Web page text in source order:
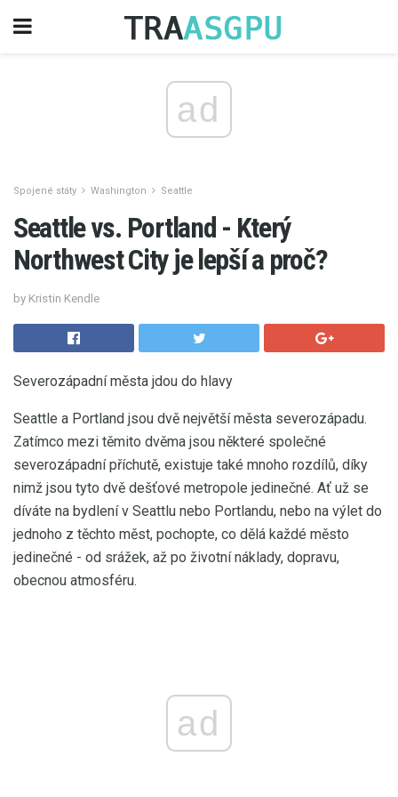
ad
Spojené státy Washington Seattle
Seattle vs. Portland - Který
Northwest City je lepší a proč?
by Kristin Kendle
Severozápadní města jdou do hlavy
Seattle a Portland jsou dvě největší města severozápadu.
Zatímco mezi těmito dvěma jsou některé společné
severozápadní příchutě, existuje také mnoho rozdílů, díky
nimž jsou tyto dvě dešťové metropole jedinečné. Ať už se
díváte na bydlení v Seattlu nebo Portlandu, nebo na výlet do
jednoho z těchto měst, pochopte, co dělá každé město
jedinečné - od srážek, až po životní náklady, dopravu,
obecnou atmosféru.
ad